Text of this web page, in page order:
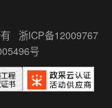
浙ICP备12009767
号